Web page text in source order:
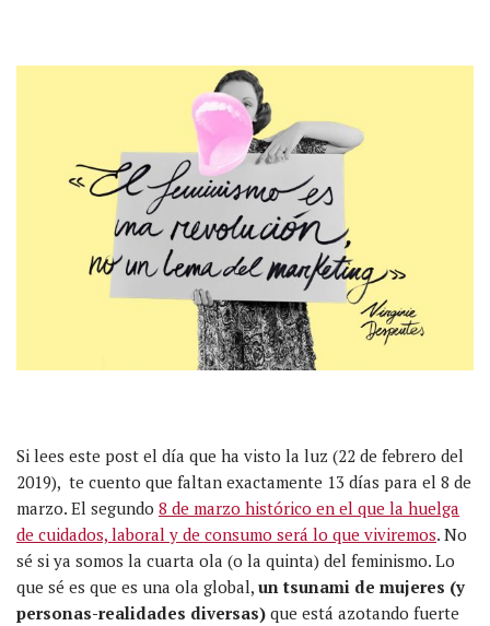
Si lees este post el día que ha visto la luz (22 de febrero del
2019), te cuento que faltan exactamente 13 días para el 8 de
marzo. El segundo 8 de marzo histórico en el que la huelga
de cuidados, laboral y de consumo será lo que viviremos. No
sé si ya somos la cuarta ola (o la quinta) del feminismo. Lo
que sé es que es una ola global, un tsunami de mujeres (y
personas-realidades diversas) que está azotando fuerte